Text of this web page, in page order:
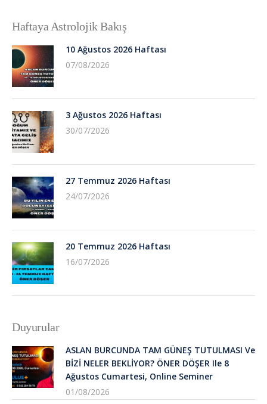
Haftaya Astrolojik Bakış
10 Ağustos 2026 Haftası
07/08/2026
3 Ağustos 2026 Haftası
30/07/2026
27 Temmuz 2026 Haftası
24/07/2026
20 Temmuz 2026 Haftası
16/07/2026
Duyurular
ASLAN BURCUNDA TAM GÜNEŞ TUTULMASI Ve
BİZİ NELER BEKLİYOR? ÖNER DÖŞER Ile 8
Ağustos Cumartesi, Online Seminer
01/08/2026